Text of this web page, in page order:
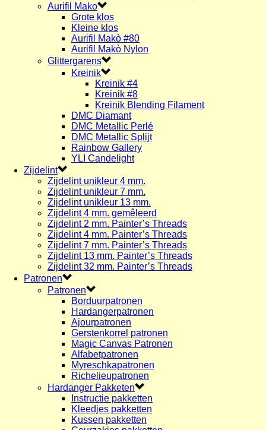
Aurifil Mako
Grote klos
Kleine klos
Aurifil Makò #80
Aurifil Makò Nylon
Glittergarens
Kreinik
Kreinik #4
Kreinik #8
Kreinik Blending Filament
DMC Diamant
DMC Metallic Perlé
DMC Metallic Splijt
Rainbow Gallery
YLI Candelight
Zijdelint
Zijdelint unikleur 4 mm.
Zijdelint unikleur 7 mm.
Zijdelint unikleur 13 mm.
Zijdelint 4 mm. gemêleerd
Zijdelint 2 mm. Painter’s Threads
Zijdelint 4 mm. Painter’s Threads
Zijdelint 7 mm. Painter’s Threads
Zijdelint 13 mm. Painter’s Threads
Zijdelint 32 mm. Painter’s Threads
Patronen
Patronen
Borduurpatronen
Hardangerpatronen
Ajourpatronen
Gerstenkorrel patronen
Magic Canvas Patronen
Alfabetpatronen
Myreschkapatronen
Richelieupatronen
Hardanger Pakketen
Instructie pakketten
Kleedjes pakketten
Kussen pakketten